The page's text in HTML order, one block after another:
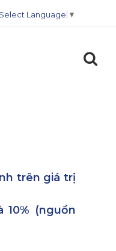
Select Language ▼
trên giá trị
(nguồn